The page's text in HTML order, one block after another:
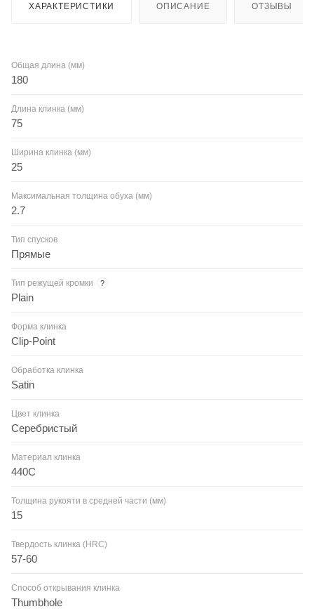
ХАРАКТЕРИСТИКИ ОПИСАНИЕ ОТЗЫВЫ
Общая длина (мм)
180
Длина клинка (мм)
75
Ширина клинка (мм)
25
Максимальная толщина обуха (мм)
2.7
Тип спусков
Прямые
Тип режущей кромки ?
Plain
Форма клинка
Clip-Point
Обработка клинка
Satin
Цвет клинка
Серебристый
Материал клинка
440С
Толщина рукояти в средней части (мм)
15
Твердость клинка (HRC)
57-60
Способ открывания клинка
Thumbhole